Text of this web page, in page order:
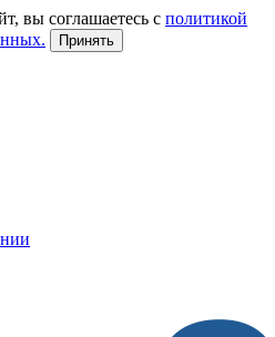
вы соглашаетесь с политикой
Принять